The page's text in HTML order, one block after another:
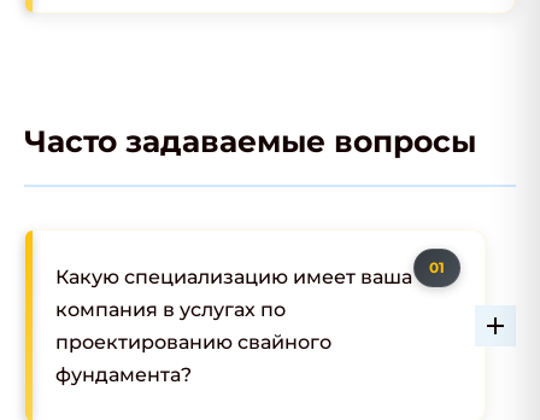
Часто задаваемые вопросы
Какую специализацию имеет ваша
компания в услугах по
проектированию свайного
фундамента?